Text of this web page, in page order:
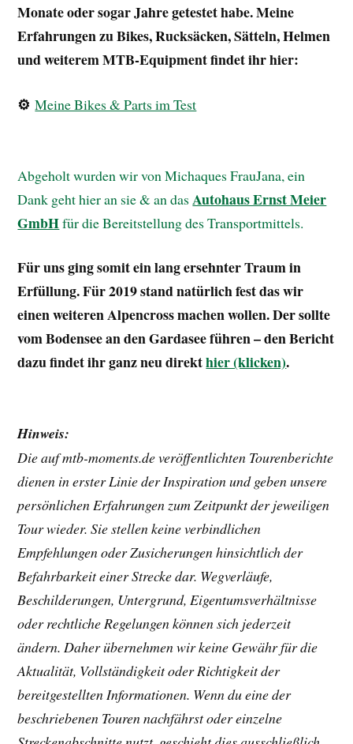
Monate oder sogar Jahre getestet habe. Meine
Erfahrungen zu Bikes, Rucksäcken, Sätteln, Helmen
und weiterem MTB-Equipment findet ihr hier:
⚙️ Meine Bikes & Parts im Test
Abgeholt wurden wir von Michaques FrauJana, ein
Dank geht hier an sie & an dasAutohaus Ernst Meier
GmbHfür die Bereitstellung des Transportmittels.
Für uns ging somit ein lang ersehnter Traum in
Erfüllung. Für 2019 stand natürlich fest das wir
einen weiteren Alpencross machen wollen. Der sollte
vom Bodensee an den Gardasee führen – den Bericht
dazu findet ihr ganz neu direkthier (klicken).
Hinweis:
Die auf mtb-moments.de veröffentlichten Tourenberichte
dienen in erster Linie der Inspiration und geben unsere
persönlichen Erfahrungen zum Zeitpunkt der jeweiligen
Tour wieder. Sie stellen keine verbindlichen
Empfehlungen oder Zusicherungen hinsichtlich der
Befahrbarkeit einer Strecke dar. Wegverläufe,
Beschilderungen, Untergrund, Eigentumsverhältnisse
oder rechtliche Regelungen können sich jederzeit
ändern. Daher übernehmen wir keine Gewähr für die
Aktualität, Vollständigkeit oder Richtigkeit der
bereitgestellten Informationen. Wenn du eine der
beschriebenen Touren nachfährst oder einzelne